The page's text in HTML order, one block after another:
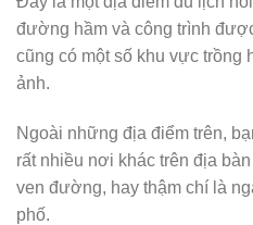
đường hầm và công trình
cũng có một số khu vực trồng
ảnh.
Ngoài những địa điểm trên,
rất nhiều nơi khác trên địa
ven đường, hay thậm chí là
phố.